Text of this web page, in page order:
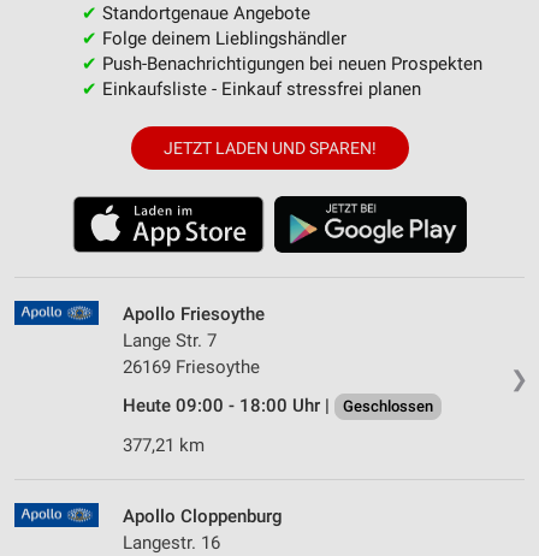
✔ Standortgenaue Angebote
✔ Folge deinem Lieblingshändler
✔ Push-Benachrichtigungen bei neuen Prospekten
✔ Einkaufsliste - Einkauf stressfrei planen
JETZT LADEN UND SPAREN!
❯
Apollo Friesoythe
Lange Str. 7
26169 Friesoythe
Heute 09:00 - 18:00 Uhr |
Geschlossen
377,21 km
Apollo Cloppenburg
Langestr. 16